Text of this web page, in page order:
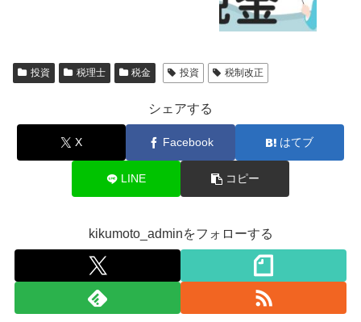
投資 税理士 税金 投資 税制改正
シェアする
X Facebook はてブ
LINE コピー
kikumoto_adminをフォローする